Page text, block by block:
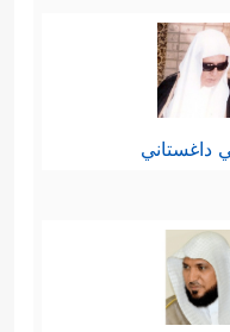
وتحمُّل
یَكۡسِبُهُۥ عَلَىٰ
ثُمَّ یَسۡتَغۡفِرِ ٱللَّهَ
هنا من التخلِّي
داغستاني